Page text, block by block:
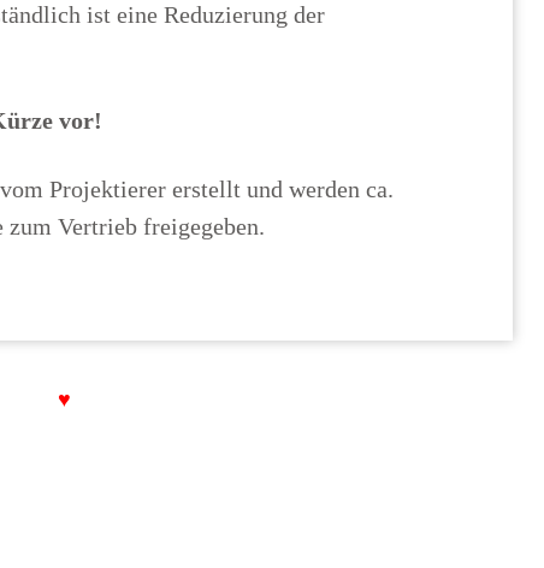
ist eine Reduzierung der
vor!
Projektierer erstellt und werden ca.
Vertrieb freigegeben.
♥